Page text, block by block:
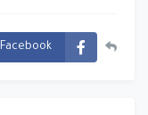
Facebook